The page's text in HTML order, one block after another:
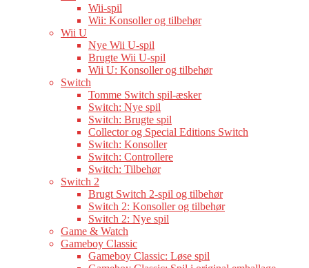
Wii-spil
Wii: Konsoller og tilbehør
Wii U
Nye Wii U-spil
Brugte Wii U-spil
Wii U: Konsoller og tilbehør
Switch
Tomme Switch spil-æsker
Switch: Nye spil
Switch: Brugte spil
Collector og Special Editions Switch
Switch: Konsoller
Switch: Controllere
Switch: Tilbehør
Switch 2
Brugt Switch 2-spil og tilbehør
Switch 2: Konsoller og tilbehør
Switch 2: Nye spil
Game & Watch
Gameboy Classic
Gameboy Classic: Løse spil